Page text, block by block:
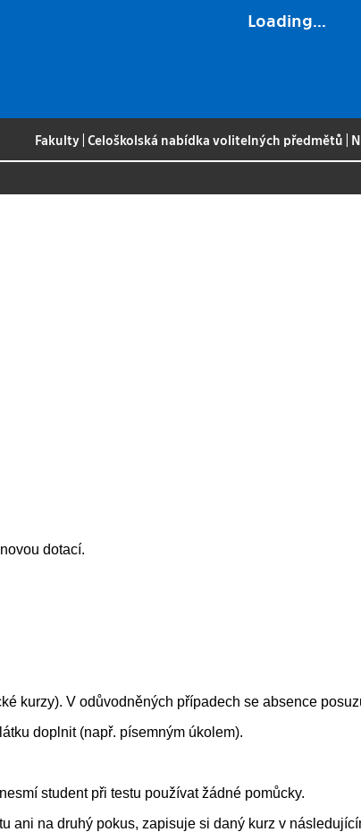
Loading...
Fakulty |Celoškolská nabídka volitelných předmětů
dotací.
kurzy). V odůvodněných případech se absence
doplnit (např. písemným úkolem).
student při testu používat žádné pomůcky.
ani na druhý pokus, zapisuje si daný kurz v